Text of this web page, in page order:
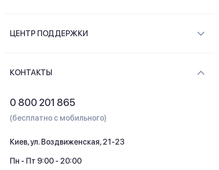
Контакты
ЦЕНТР ПОДДЕРЖКИ
Кэшбек
КОНТАКТЫ
0 800 201 865
(бесплатно с мобильного)
Киев, ул. Воздвиженская, 21-23
Пн - Пт 9:00 - 20:00